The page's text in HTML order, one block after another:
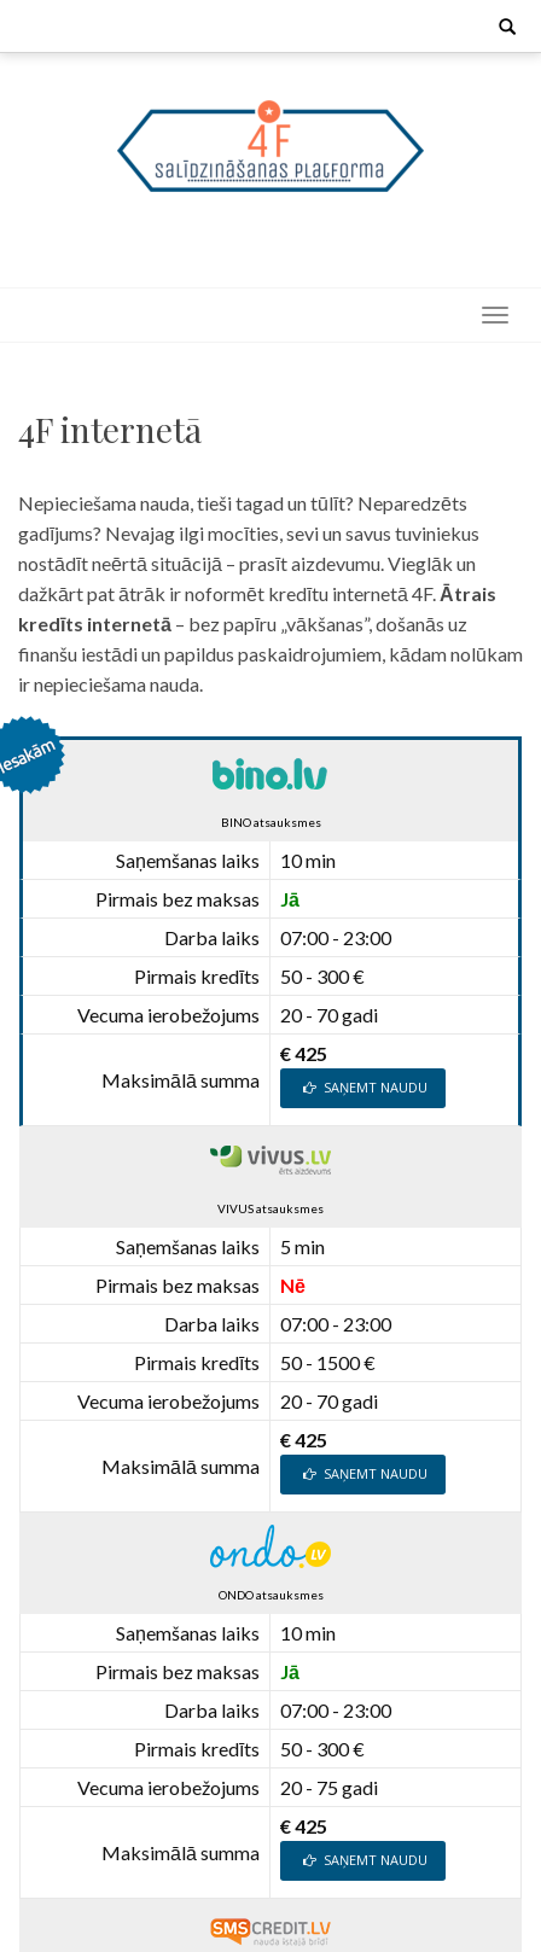
Search
4F internetā
Nepieciešama nauda, tieši tagad un tūlīt? Neparedzēts
gadījums? Nevajag ilgi mocīties, sevi un savus tuviniekus
nostādīt neērtā situācijā – prasīt aizdevumu. Vieglāk un
dažkārt pat ātrāk ir noformēt kredītu internetā 4F. Ātrais
kredīts internetā – bez papīru „vākšanas”, došanās uz
finanšu iestādi un papildus paskaidrojumiem, kādam nolūkam
ir nepieciešama nauda.
BINO atsauksmes
Saņemšanas laiks
10 min
Pirmais bez maksas
Jā
Darba laiks
07:00 - 23:00
Pirmais kredīts
50 - 300 €
Vecuma ierobežojums
20 - 70 gadi
Maksimālā summa
€ 425
SAŅEMT NAUDU
VIVUS atsauksmes
Saņemšanas laiks
5 min
Pirmais bez maksas
Nē
Darba laiks
07:00 - 23:00
Pirmais kredīts
50 - 1500 €
Vecuma ierobežojums
20 - 70 gadi
Maksimālā summa
€ 425
SAŅEMT NAUDU
ONDO atsauksmes
Saņemšanas laiks
10 min
Pirmais bez maksas
Jā
Darba laiks
07:00 - 23:00
Pirmais kredīts
50 - 300 €
Vecuma ierobežojums
20 - 75 gadi
Maksimālā summa
€ 425
SAŅEMT NAUDU